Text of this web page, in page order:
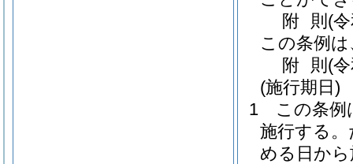
附 則 (
この条例
附 則 (
(施行期日)
1
この条例
施行する。
める日か